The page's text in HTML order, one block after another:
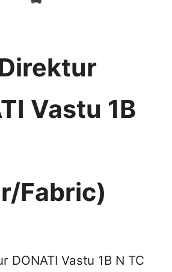
Vastu 1B
Fabric)
DONATI Vastu 1B N TC